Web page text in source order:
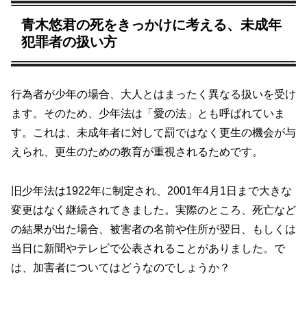
青木悠君の死をきっかけに考える、未成年
犯罪者の扱い方
行為者が少年の場合、大人とはまったく異なる扱いを受け
ます。そのため、少年法は「愛の法」とも呼ばれていま
す。これは、未成年者に対して罰ではなく更生の機会が与
えられ、更生のための教育が重視されるためです。
旧少年法は1922年に制定され、2001年4月1日まで大きな
変更はなく継続されてきました。実際のところ、死亡など
の結果が出た場合、被害者の名前や住所が翌日、もしくは
当日に新聞やテレビで公表されることがありました。で
は、加害者についてはどうなのでしょうか？